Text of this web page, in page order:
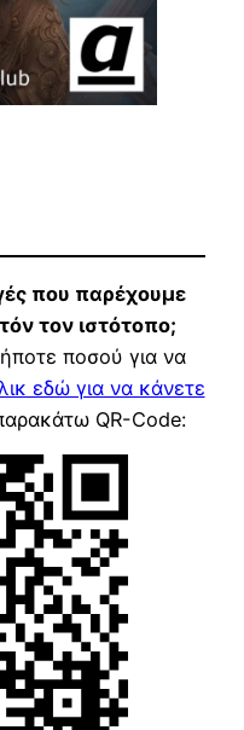
που παρέχουμε
τον ιστότοπο;
ποσού για να
εδώ για να κάνετε
QR-Code: